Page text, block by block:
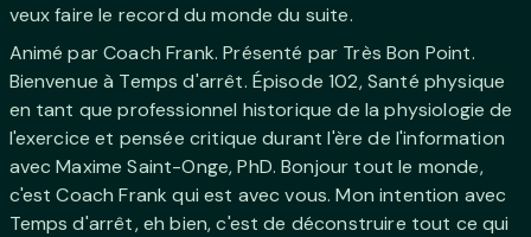
veux faire le record du monde du suite.
Animé par Coach Frank. Présenté par Très Bon Point.
Bienvenue à Temps d'arrêt. Épisode 102, Santé physique
en tant que professionnel historique de la physiologie de
l'exercice et pensée critique durant l'ère de l'information
avec Maxime Saint-Onge, PhD. Bonjour tout le monde,
c'est Coach Frank qui est avec vous. Mon intention avec
Temps d'arrêt, eh bien, c'est de déconstruire tout ce qui